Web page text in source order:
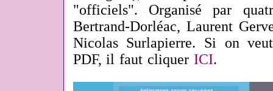
"officiels". Organisé par
Bertrand-Dorléac, Laurent
Nicolas Surlapierre. Si on
PDF, il faut cliquer ICI.